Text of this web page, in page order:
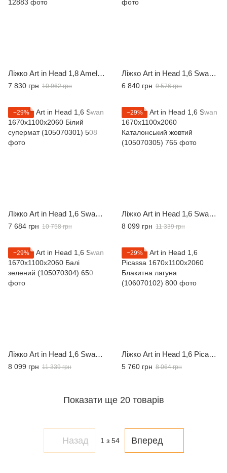
Ліжко Art in Head 1,8 Amelie Блакитна лагуна 1800x2000 (103070402)
7 830 грн 10 962 грн
Ліжко Art in Head 1,6 Swan 1670x1100x2060 Блакитна лагуна (105070302)
6 840 грн 9 576 грн
−29%
Ліжко Art in Head 1,6 Swan 1670x1100x2060 Білий супермат (105070301)
7 684 грн 10 758 грн
−29%
Ліжко Art in Head 1,6 Swan 1670x1100x2060 Каталонський жовтий (105070305)
8 099 грн 11 339 грн
−29%
Ліжко Art in Head 1,6 Swan 1670x1100x2060 Балі зелений (105070304)
8 099 грн 11 339 грн
−29%
Ліжко Art in Head 1,6 Picassa 1670x1100x2060 Блакитна лагуна (106070102)
5 760 грн 8 064 грн
Показати ще 20 товарів
Назад 1 з 54 Вперед